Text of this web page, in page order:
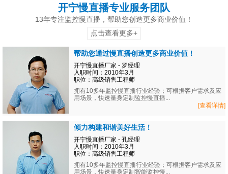
开宁慢直播专业服务团队
13年专注监控慢直播，帮助您创造更多商业价值！
点击查看更多+
帮助您通过慢直播创造更多商业价值！
开宁慢直播厂家 - 罗经理
入职时间：2010年3月
职位：高级销售工程师
拥有10多年监控慢直播行业经验；可根据客户需求及应
用场景，快速量身定制监控慢直播...
[查看详情]
倾力构建和谐美好生活！
开宁慢直播厂家 - 孔经理
入职时间：2010年3月
职位：高级销售工程师
拥有10多年监控慢直播行业经验；可根据客户需求及应
用场景，快速量身定制智能监控慢...